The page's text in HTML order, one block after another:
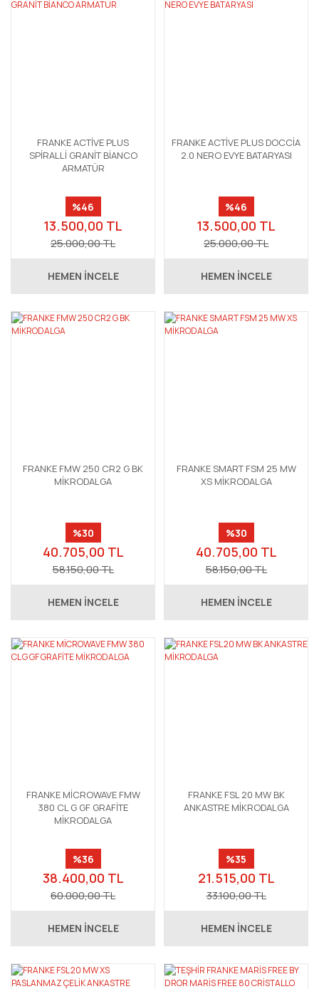
FRANKE ACTİVE PLUS
SPİRALLİ GRANİT BİANCO
ARMATÜR
%46
13.500,00 TL
25.000,00 TL
HEMEN İNCELE
FRANKE ACTİVE PLUS DOCCİA
2.0 NERO EVYE BATARYASI
%46
13.500,00 TL
25.000,00 TL
HEMEN İNCELE
FRANKE FMW 250 CR2 G BK
MİKRODALGA
%30
40.705,00 TL
58.150,00 TL
HEMEN İNCELE
FRANKE SMART FSM 25 MW
XS MİKRODALGA
%30
40.705,00 TL
58.150,00 TL
HEMEN İNCELE
FRANKE MİCROWAVE FMW
380 CL G GF GRAFİTE
MİKRODALGA
%36
38.400,00 TL
60.000,00 TL
HEMEN İNCELE
FRANKE FSL 20 MW BK
ANKASTRE MİKRODALGA
%35
21.515,00 TL
33.100,00 TL
HEMEN İNCELE